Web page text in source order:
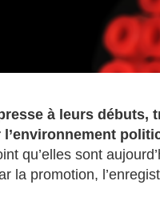
à leurs débuts,
qu’elles sont
promotion,